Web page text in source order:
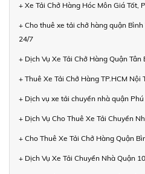
+ Xe Tải Chở Hàng Hóc Môn Giá Tốt,
+ Cho thuê xe tải chở hàng quận
24/7
+ Dịch Vụ Xe Tải Chở Hàng Quận
+ Thuê Xe Tải Chở Hàng TP.HCM Nội
+ Dịch vụ xe tải chuyển nhà quận
+ Dịch Vụ Cho Thuê Xe Tải Chuyển
+ Cho Thuê Xe Tải Chở Hàng Quận
+ Dịch Vụ Xe Tải Chuyển Nhà Quận